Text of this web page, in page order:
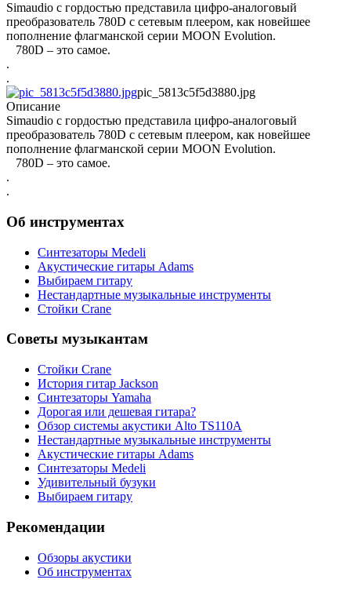
Simaudio с гордостью представила цифро-аналоговый
преобразователь 780D с сетевым плеером, как новейшее
пополнение флагманской серии MOON Evolution.
780D – это самое.
.
.
pic_5813c5f5d3880.jpg
Описание
Simaudio с гордостью представила цифро-аналоговый
преобразователь 780D с сетевым плеером, как новейшее
пополнение флагманской серии MOON Evolution.
780D – это самое.
.
.
Об инструментах
Синтезаторы Мedeli
Акустические гитары Adams
Выбираем гитару
Нестандартные музыкальные инструменты
Стойки Crane
Советы музыкантам
Стойки Crane
История гитар Jackson
Синтезаторы Yamaha
Дорогая или дешевая гитара?
Обзор системы акустики Alto TS110A
Нестандартные музыкальные инструменты
Акустические гитары Adams
Синтезаторы Мedeli
Удивительный бузуки
Выбираем гитару
Рекомендации
Обзоры акустики
Об инструментах